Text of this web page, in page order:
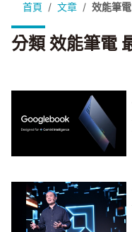
首頁 文章 效能筆電
分類 效能筆電